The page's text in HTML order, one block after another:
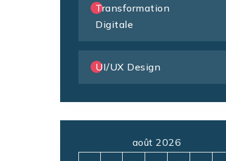
Transformation
Digitale
UI/UX Design
août 2026